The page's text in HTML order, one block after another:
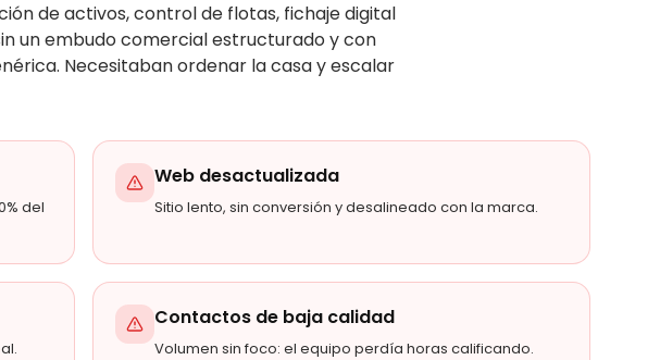
de activos, control de flotas, fichaje digital
un embudo comercial estructurado y con
Necesitaban ordenar la casa y escalar
del
Web desactualizada
Sitio lento, sin conversión y desalineado con la marca.
Contactos de baja calidad
Volumen sin foco: el equipo perdía horas calificando.